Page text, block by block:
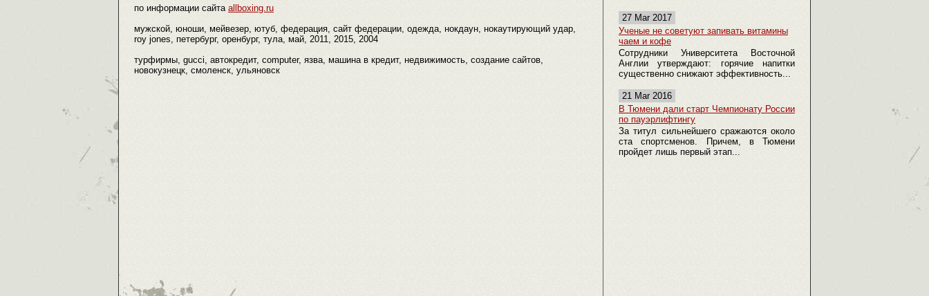
по информации сайта allboxing.ru
мужской, юноши, мейвезер, ютуб, федерация, сайт федерации, одежда, нокдаун, нокаутирующий удар,
roy jones, петербург, оренбург, тула, май, 2011, 2015, 2004
турфирмы, gucci, автокредит, computer, язва, машина в кредит, недвижимость, создание сайтов,
новокузнецк, смоленск, ульяновск
27 Mar 2017
Ученые не советуют запивать витамины
чаем и кофе
Сотрудники Университета Восточной
Англии утверждают: горячие напитки
существенно снижают эффективность...
21 Mar 2016
В Тюмени дали старт Чемпионату России
по пауэрлифтингу
За титул сильнейшего сражаются около
ста спортсменов. Причем, в Тюмени
пройдет лишь первый этап...